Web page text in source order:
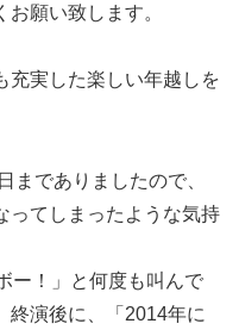
願い致します。
充実した楽しい年越しを
までありましたので、
ってしまったような気持
ー！」と何度も叫んで
終演後に、「2014年に